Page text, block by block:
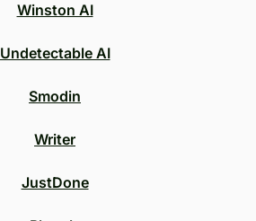
Winston AI
Undetectable AI
Smodin
Writer
JustDone